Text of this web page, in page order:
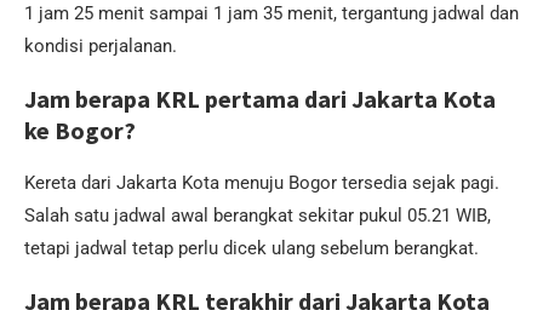
1 jam 25 menit sampai 1 jam 35 menit, tergantung jadwal dan
kondisi perjalanan.
Jam berapa KRL pertama dari Jakarta Kota
ke Bogor?
Kereta dari Jakarta Kota menuju Bogor tersedia sejak pagi.
Salah satu jadwal awal berangkat sekitar pukul 05.21 WIB,
tetapi jadwal tetap perlu dicek ulang sebelum berangkat.
Jam berapa KRL terakhir dari Jakarta Kota